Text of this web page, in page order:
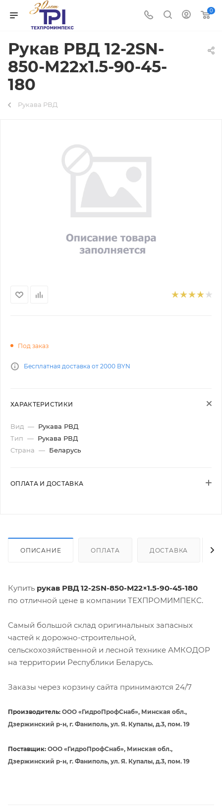
0
Рукав РВД 12-2SN-
850-M22х1.5-90-45-
180
Рукава РВД
Под заказ
Бесплатная доставка от 2000 BYN
ХАРАКТЕРИСТИКИ
Вид — Рукава РВД
Тип — Рукава РВД
Страна — Беларусь
ОПЛАТА И ДОСТАВКА
ОПИСАНИЕ ОПЛАТА ДОСТАВКА
Купить рукав РВД 12-2SN-850-M22×1.5-90-45-180
по отличной цене в компании ТЕХПРОМИМПЕКС.
Самый большой склад оригинальных запасных
частей к дорожно-строительной,
сельскохозяйственной и лесной технике АМКОДОР
на территории Республики Беларусь.
Заказы через корзину сайта принимаются 24/7
Производитель: ООО «ГидроПрофСнаб», Минская обл.,
Дзержинский р-н, г. Фаниполь, ул. Я. Купалы, д.3, пом. 19
Поставщик: ООО «ГидроПрофСнаб», Минская обл.,
Дзержинский р-н, г. Фаниполь, ул. Я. Купалы, д.3, пом. 19